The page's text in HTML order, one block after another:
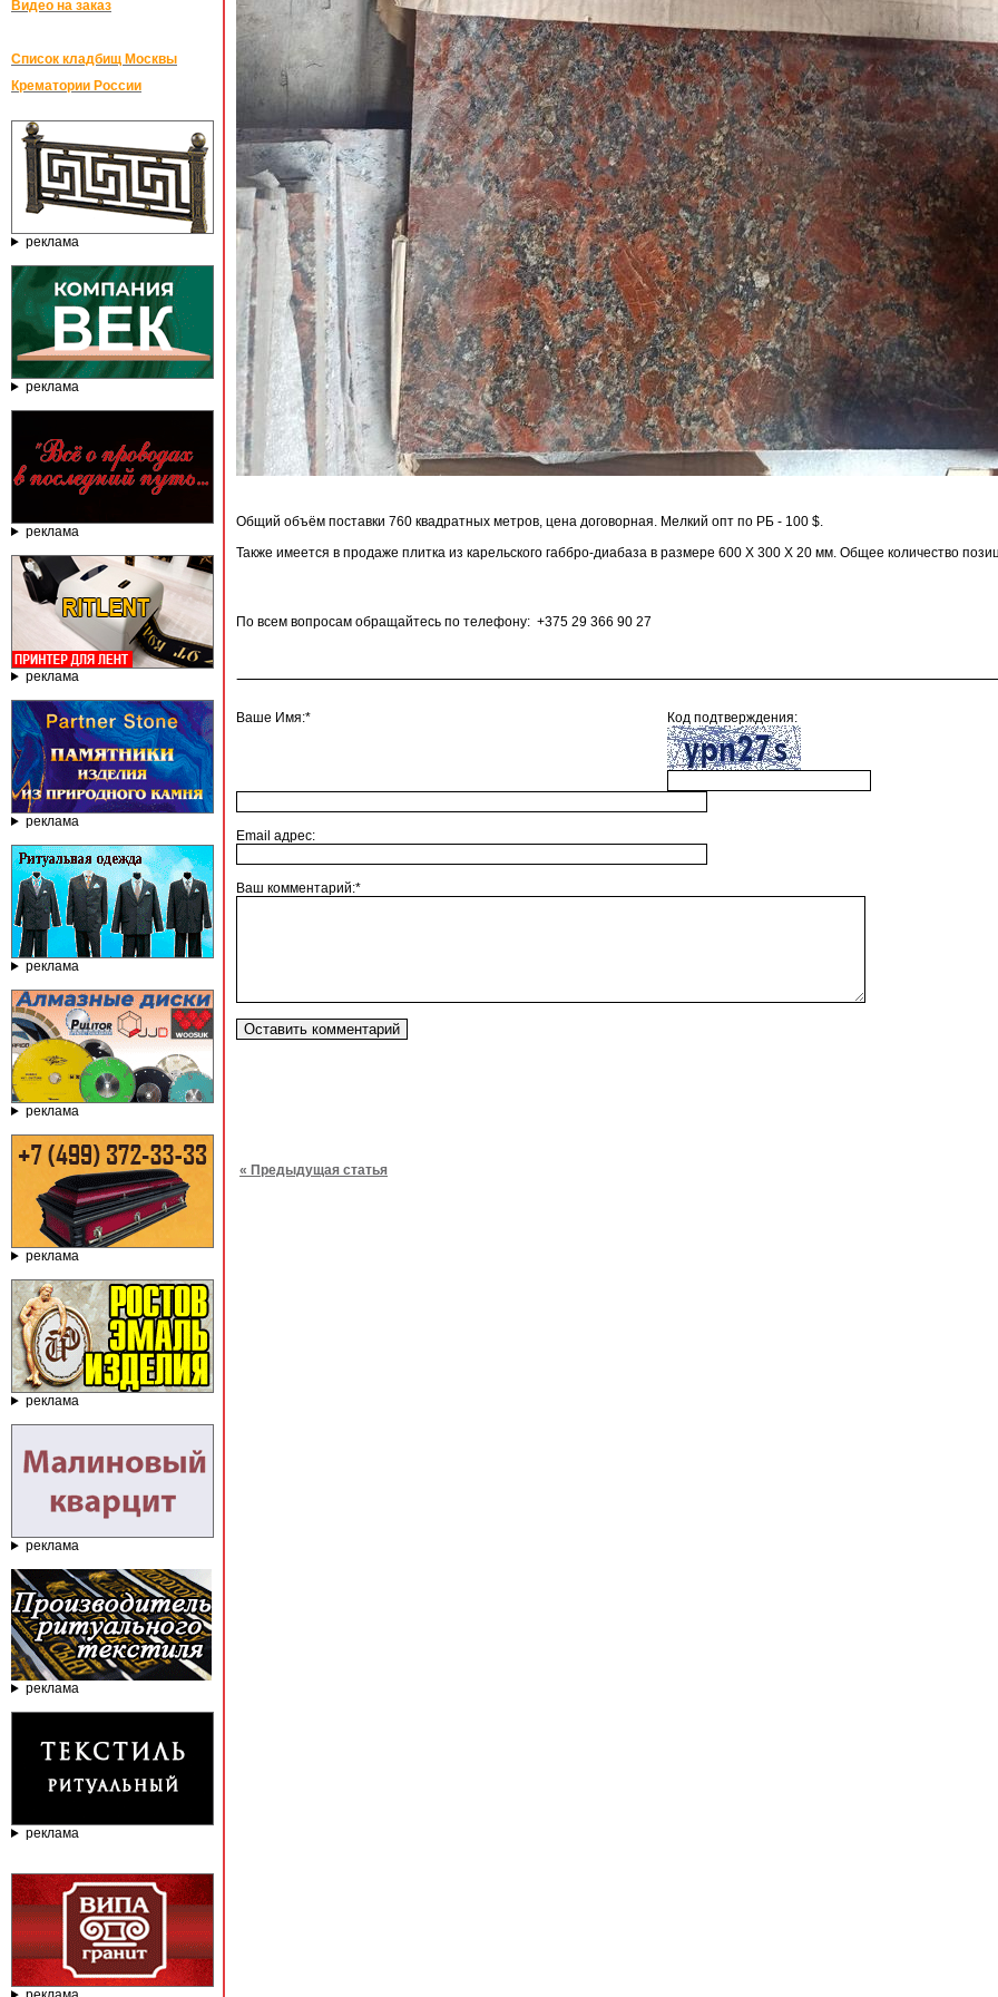
Видео на заказ
Список кладбищ Москвы
Крематории России
реклама
реклама
реклама
реклама
реклама
реклама
реклама
реклама
реклама
реклама
реклама
реклама
Общий объём поставки 760 квадратных метров, цена договорная. Мелкий опт по РБ - 100 $.
Также имеется в продаже плитка из карельского габбро-диабаза в размере 600 Х 300 Х 20 мм. Общее количество
По всем вопросам обращайтесь по телефону: +375 29 366 90 27
Код подтверждения:
Ваше Имя:*
Email адрес:
Ваш комментарий:*
« Предыдущая статья